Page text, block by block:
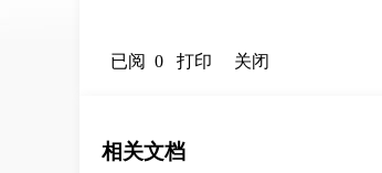
已阅 0 打印 关闭
相关文档